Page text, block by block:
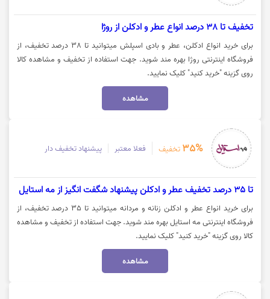
تخفیف تا 38 درصد انواع عطر و ادکلن از روژا
برای خرید انواع ادکلن، عطر و بادی اسپلش میتوانید تا 38 درصد تخفیف، از
فروشگاه اینترنتی روژا بهره مند شوید. جهت استفاده از تخفیف و مشاهده کالا
روی گزینه "خرید کنید" کلیک نمایید.
مشاهده
35% تخفیف فعلا معتبر پیشنهاد تخفیف دار
تا 35 درصد تخفیف عطر و ادکلن پیشنهاد شگفت انگیز از مه استایل
برای خرید انواع عطر و ادکلن زنانه و مردانه میتوانید تا 35 درصد تخفیف، از
فروشگاه اینترنتی مه استایل بهره مند شوید. جهت استفاده از تخفیف و مشاهده
کالا روی گزینه "خرید کنید" کلیک نمایید.
مشاهده